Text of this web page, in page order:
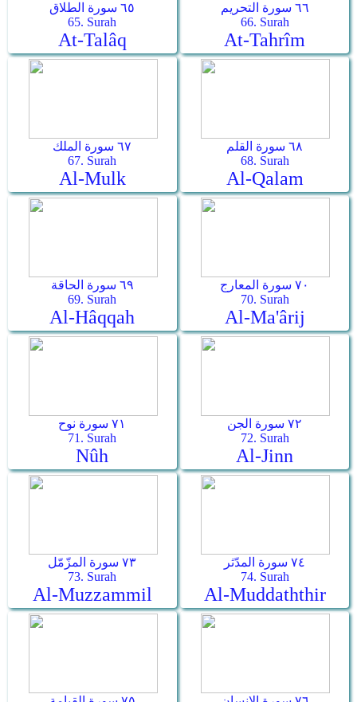
٦٥ سورة الطلاق
65. Surah
At-Talâq
٦٦ سورة التحريم
66. Surah
At-Tahrîm
٦٧ سورة الملك
67. Surah
Al-Mulk
٦٨ سورة القلم
68. Surah
Al-Qalam
٦٩ سورة الحاقة
69. Surah
Al-Hâqqah
٧٠ سورة المعارج
70. Surah
Al-Ma'ârij
٧١ سورة نوح
71. Surah
Nûh
٧٢ سورة الجن
72. Surah
Al-Jinn
٧٣ سورة المزّمّل
73. Surah
Al-Muzzammil
٧٤ سورة المدّثر
74. Surah
Al-Muddaththir